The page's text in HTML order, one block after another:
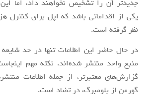
جدیدتر آن را تشخیص نخواهند داد، اما
یکی از اقداماتی باشد که اپل برای کنترل
نظر گرفته است.
در حال حاضر این اطلاعات تنها در حد
منبع واحد منتشر شده‌اند. نکته مهم
گزارش‌های معتبرتر، از جمله اطلاعات
گورمن از بلومبرگ، در تضاد است.